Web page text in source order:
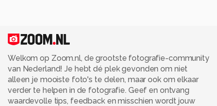
Welkom op Zoom.nl, de grootste fotografie-community
van Nederland! Je hebt dé plek gevonden om niet
alleen je mooiste foto's te delen, maar ook om elkaar
verder te helpen in de fotografie. Geef en ontvang
waardevolle tips, feedback en misschien wordt jouw